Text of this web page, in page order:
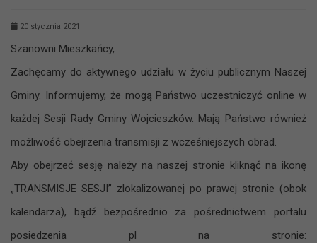
20 stycznia 2021
Szanowni Mieszkańcy,
Zachęcamy do aktywnego udziału w życiu publicznym Naszej
Gminy. Informujemy, że mogą Państwo uczestniczyć online w
każdej Sesji Rady Gminy Wojcieszków. Mają Państwo również
możliwość obejrzenia transmisji z wcześniejszych obrad.
Aby obejrzeć sesję należy na naszej stronie kliknąć na ikonę
„TRANSMISJE SESJI” zlokalizowanej po prawej stronie (obok
kalendarza), bądź bezpośrednio za pośrednictwem portalu
posiedzenia pl na stronie: